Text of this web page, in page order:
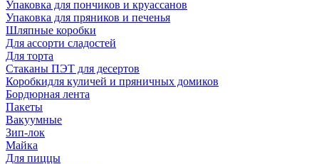
Упаковка для пончиков и круассанов
Упаковка для пряников и печенья
Шляпные коробки
Для ассорти сладостей
Для торта
Стаканы ПЭТ для десертов
Коробкидля куличей и пряничных домиков
Бордюрная лента
Пакеты
Вакуумные
Зип-лок
Майка
Для пиццы